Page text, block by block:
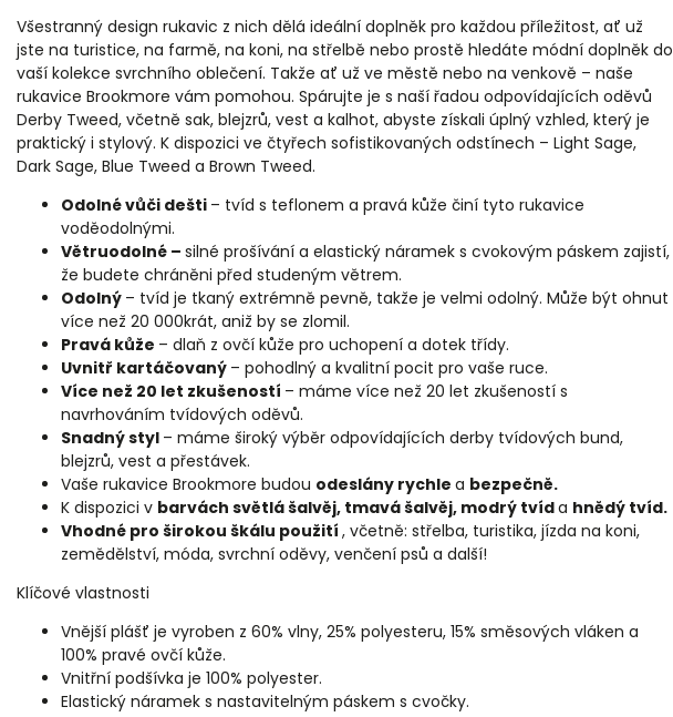
Všestranný design rukavic z nich dělá ideální doplněk pro každou příležitost, ať už
jste na turistice, na farmě, na koni, na střelbě nebo prostě hledáte módní doplněk do
vaší kolekce svrchního oblečení. Takže ať už ve městě nebo na venkově – naše
rukavice Brookmore vám pomohou. Spárujte je s naší řadou odpovídajících oděvů
Derby Tweed, včetně sak, blejzrů, vest a kalhot, abyste získali úplný vzhled, který je
praktický i stylový. K dispozici ve čtyřech sofistikovaných odstínech – Light Sage,
Dark Sage, Blue Tweed a Brown Tweed.
Odolné vůči dešti – tvíd s teflonem a pravá kůže činí tyto rukavice
voděodolnými.
Větruodolné – silné prošívání a elastický náramek s cvokovým páskem zajistí,
že budete chráněni před studeným větrem.
Odolný – tvíd je tkaný extrémně pevně, takže je velmi odolný. Může být ohnut
více než 20 000krát, aniž by se zlomil.
Pravá kůže – dlaň z ovčí kůže pro uchopení a dotek třídy.
Uvnitř kartáčovaný – pohodlný a kvalitní pocit pro vaše ruce.
Více než 20 let zkušeností – máme více než 20 let zkušeností s
navrhováním tvídových oděvů.
Snadný styl – máme široký výběr odpovídajících derby tvídových bund,
blejzrů, vest a přestávek.
Vaše rukavice Brookmore budou odeslány rychle a bezpečně.
K dispozici v barvách světlá šalvěj, tmavá šalvěj, modrý tvída hnědý tvíd.
Vhodné pro širokou škálu použití , včetně: střelba, turistika, jízda na koni,
zemědělství, móda, svrchní oděvy, venčení psů a další!
Klíčové vlastnosti
Vnější plášť je vyroben z 60% vlny, 25% polyesteru, 15% směsových vláken a
100% pravé ovčí kůže.
Vnitřní podšívka je 100% polyester.
Elastický náramek s nastavitelným páskem s cvočky.